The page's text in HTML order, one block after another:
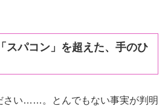
スパコン」を超えた、手のひ
さい……。とんでもない事実が判明